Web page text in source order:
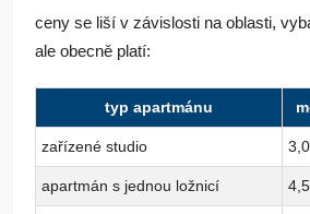
ceny se liší v závislosti na oblasti,
ale obecně platí:
typ apartmánu
zařízené studio
apartmán s jednou ložnicí